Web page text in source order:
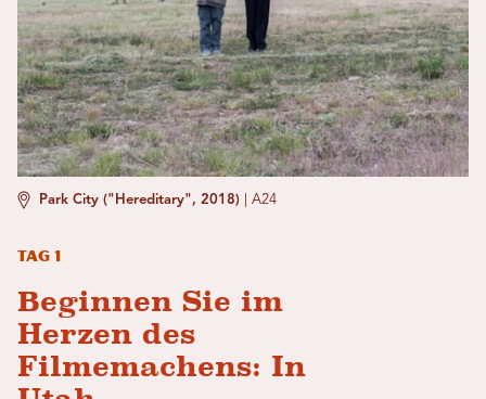
Park City ("Hereditary", 2018) A24
Tag 1
Beginnen Sie im
Herzen des
Filmemachens: In